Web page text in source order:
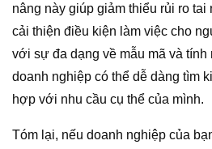
nâng này giúp giảm thiểu rủi ro
cải thiện điều kiện làm việc cho
với sự đa dạng về mẫu mã và tính
doanh nghiệp có thể dễ dàng tìm
hợp với nhu cầu cụ thể của mình.
Tóm lại, nếu doanh nghiệp của